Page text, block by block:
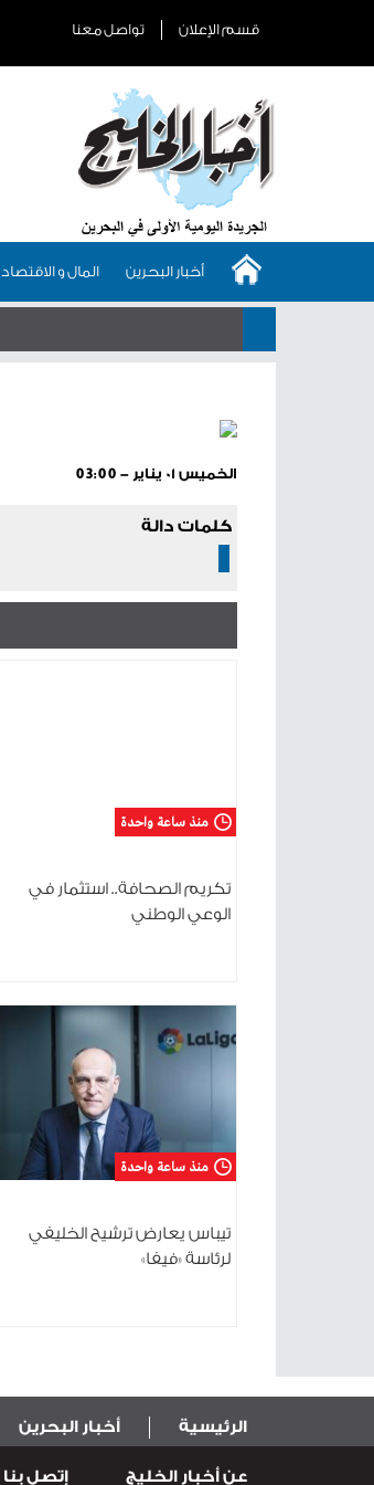
قسم الإعلان تواصل معنا
أخبار البحرين المال و الاقتصاد
الخميس ٠١ يناير - 03:00
كلمات دالة
منذ ساعة واحدة
تكريم الصحافة.. استثمار في
الوعي الوطني
منذ ساعة واحدة
تيباس يعارض ترشيح الخليفي
لرئاسة «فيفا»
الرئيسية أخبار البحرين
عن أخبار الخليج إتصل بنا